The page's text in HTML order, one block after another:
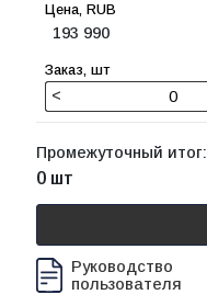
193 990
<
Руководство
пользователя
Промежуточный итог:
0 шт